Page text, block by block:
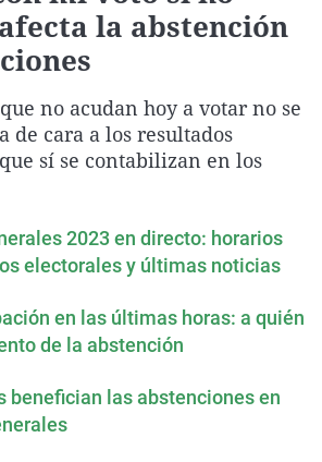
La rosa de los vientos
Caso
Operación Viuda
Extremadura
Navarra
País Vasco
Virales
la abstención
no acudan hoy a votar no se
de cara a los resultados
sí se contabilizan en los
2023 en directo: horarios
electorales y últimas noticias
en las últimas horas: a quién
de la abstención
benefician las abstenciones en